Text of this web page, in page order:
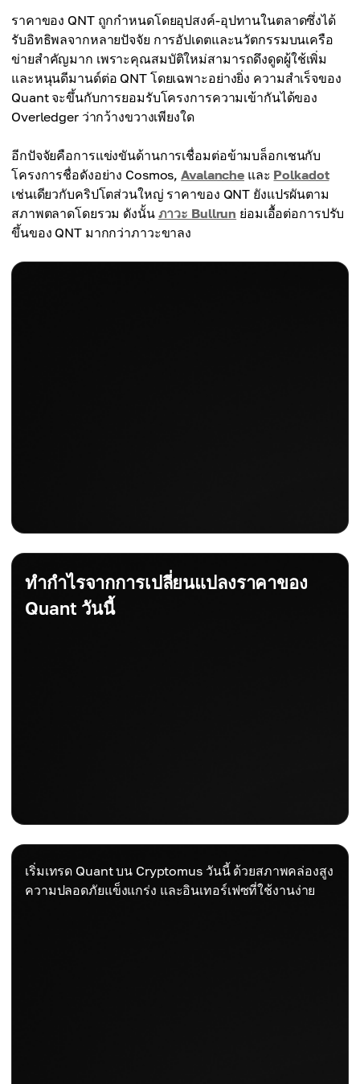
ราคาของ QNT ถูกกำหนดโดยอุปสงค์-อุปทานในตลาดซึ่งได้
รับอิทธิพลจากหลายปัจจัย การอัปเดตและนวัตกรรมบนเครือ
ข่ายสำคัญมาก เพราะคุณสมบัติใหม่สามารถดึงดูดผู้ใช้เพิ่ม
และหนุนดีมานด์ต่อ QNT โดยเฉพาะอย่างยิ่ง ความสำเร็จของ
Quant จะขึ้นกับการยอมรับโครงการความเข้ากันได้ของ
Overledger ว่ากว้างขวางเพียงใด
อีกปัจจัยคือการแข่งขันด้านการเชื่อมต่อข้ามบล็อกเชนกับ
โครงการชื่อดังอย่าง Cosmos,Avalanche และ Polkadot
เช่นเดียวกับคริปโตส่วนใหญ่ ราคาของ QNT ยังแปรผันตาม
สภาพตลาดโดยรวม ดังนั้น ภาวะ Bullrun ย่อมเอื้อต่อการปรับ
ขึ้นของ QNT มากกว่าภาวะขาลง
ทำกำไรจากการเปลี่ยนแปลงราคาของ
Quant วันนี้
เริ่มเทรด Quant บน Cryptomus วันนี้ ด้วยสภาพคล่องสูง
ความปลอดภัยแข็งแกร่ง และอินเทอร์เฟซที่ใช้งานง่าย